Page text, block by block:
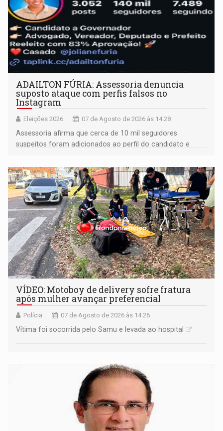
ADAILTON FÚRIA: Assessoria denuncia
suposto ataque com perfis falsos no
Instagram
Eleições 2026 07 de Agosto de 2026 às 14:28
Assessoria afirma que cerca de 10 mil seguidores
suspeitos foram adicionados ao perfil do candidato e
remover as contas
VÍDEO: Motoboy de delivery sofre fratura
após mulher avançar preferencial
Polícia 07 de Agosto de 2026 às 14:26
Vítima foi socorrida pelo Samu e levada ao hospital